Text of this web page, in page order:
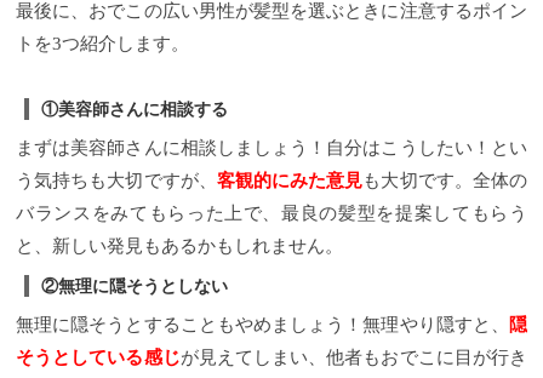
最後に、おでこの広い男性が髪型を選ぶときに注意するポイン
トを3つ紹介します。
①美容師さんに相談する
まずは美容師さんに相談しましょう！自分はこうしたい！とい
う気持ちも大切ですが、 客観的にみた意見も大切です。全体の
バランスをみてもらった上で、最良の髪型を提案してもらう
と、新しい発見もあるかもしれません。
②無理に隠そうとしない
無理に隠そうとすることもやめましょう！無理やり隠すと、
隠
そうとしている感じが見えてしまい、他者もおでこに目が行き